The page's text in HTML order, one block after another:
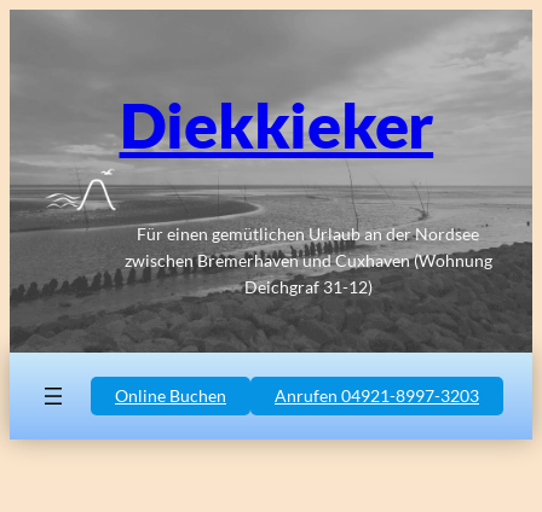
Diekkieker
Für einen gemütlichen Urlaub an der Nordsee
zwischen Bremerhaven und Cuxhaven (Wohnung
Deichgraf 31-12)
Online Buchen Anrufen 04921-8997-3203